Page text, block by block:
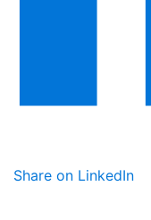
Share on LinkedIn